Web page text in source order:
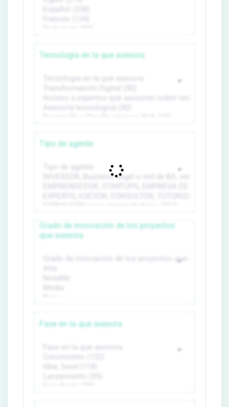
Tecnología en la que asesora
Tipo de agente
Grado de innovación de los proyectos
que asesora
Fase en la que asesora